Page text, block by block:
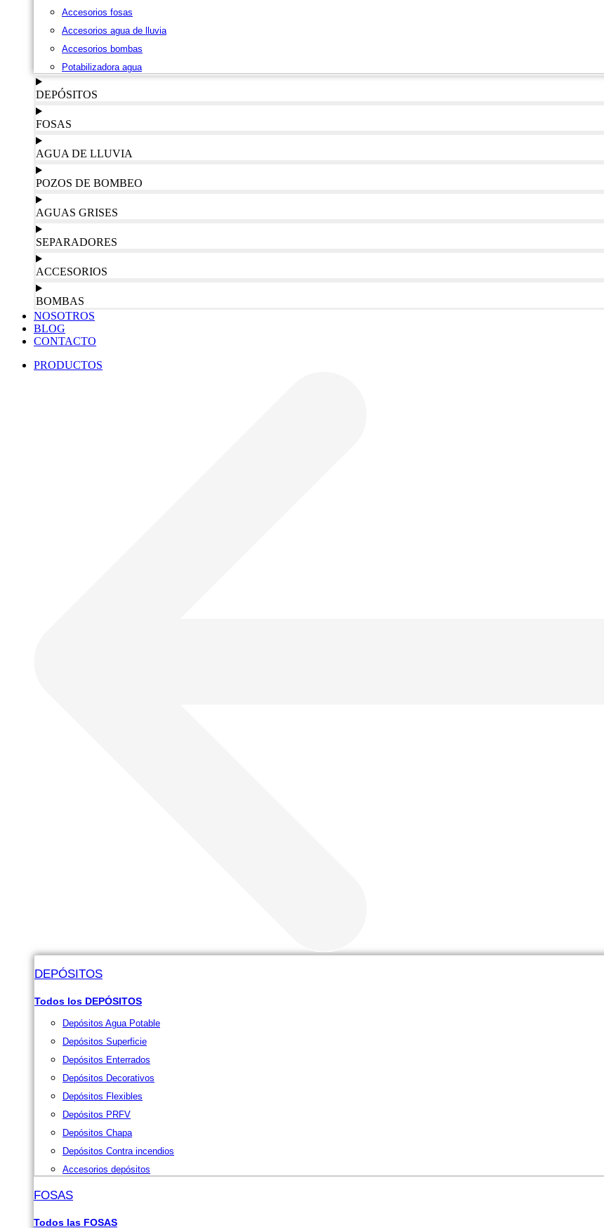
Accesorios fosas
Accesorios agua de lluvia
Accesorios bombas
Potabilizadora agua
DEPÓSITOS
FOSAS
AGUA DE LLUVIA
POZOS DE BOMBEO
AGUAS GRISES
SEPARADORES
ACCESORIOS
BOMBAS
NOSOTROS
BLOG
CONTACTO
PRODUCTOS
DEPÓSITOS
Todos los DEPÓSITOS
Depósitos Agua Potable
Depósitos Superficie
Depósitos Enterrados
Depósitos Decorativos
Depósitos Flexibles
Depósitos PRFV
Depósitos Chapa
Depósitos Contra incendios
Accesorios depósitos
FOSAS
Todos las FOSAS